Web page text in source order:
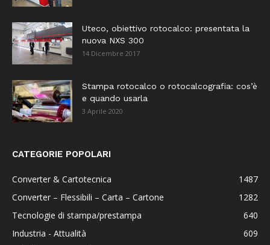
Uteco, obiettivo rotocalco: presentata la
nuova NXS 300
14 Dicembre 2017
Stampa rotocalco o rotocalcografia: cos’è
e quando usarla
3 Aprile 2020
CATEGORIE POPOLARI
Converter & Cartotecnica
1487
Converter – Flessibili – Carta – Cartone
1282
Tecnologie di stampa/prestampa
640
Industria - Attualità
609